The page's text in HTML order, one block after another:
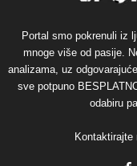
Portal smo pokrenuli iz
mnoge više od pasije.
analizama, uz
sve potpuno
odabiru
Kontaktirajte